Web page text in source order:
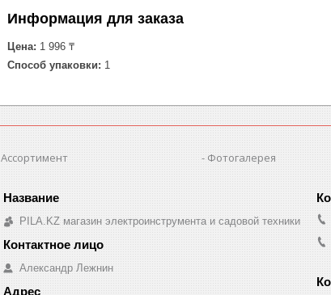
Информация для заказа
Цена: 1 996 ₸
Способ упаковки: 1
Ассортимент Фотогалерея
PILA.KZ магазин электроинструмента и садовой техники
Александр Лежнин